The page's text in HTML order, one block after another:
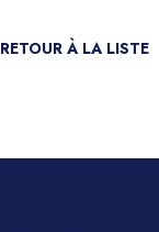
RETOUR À LA LISTE